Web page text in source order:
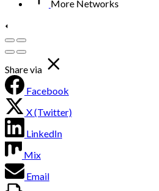
More Networks
Share via
Facebook
X (Twitter)
LinkedIn
Mix
Email